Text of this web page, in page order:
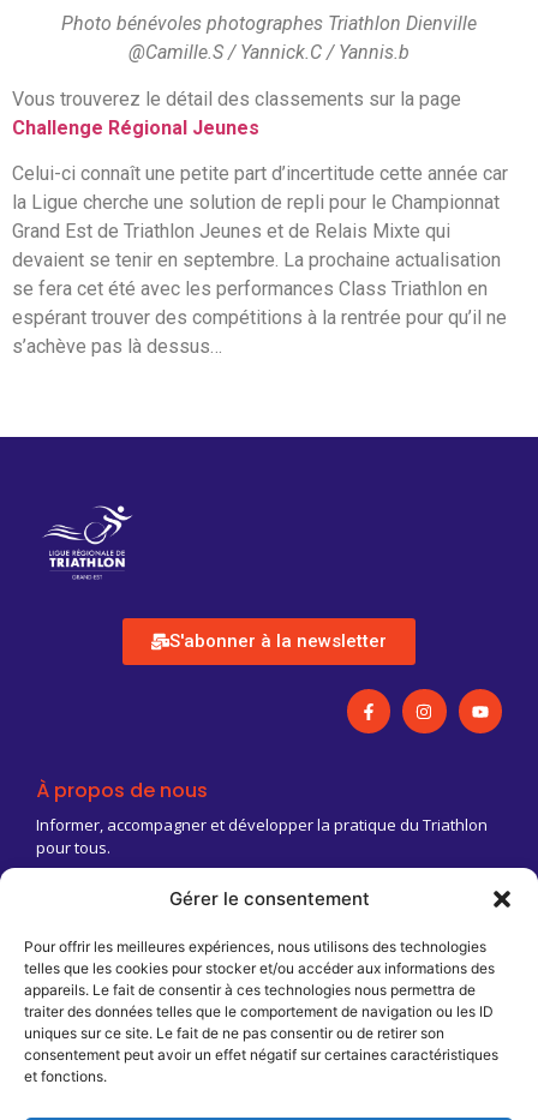
Gérer le consentement
Pour offrir les meilleures expériences, nous utilisons des technologies
telles que les cookies pour stocker et/ou accéder aux informations des
appareils. Le fait de consentir à ces technologies nous permettra de
traiter des données telles que le comportement de navigation ou les ID
uniques sur ce site. Le fait de ne pas consentir ou de retirer son
consentement peut avoir un effet négatif sur certaines caractéristiques
et fonctions.
Photo bénévoles photographes Triathlon Dienville
@Camille.S / Yannick.C / Yannis.b
Vous trouverez le détail des classements sur la page
Challenge Régional Jeunes
Celui-ci connaît une petite part d’incertitude cette année car
la Ligue cherche une solution de repli pour le Championnat
Grand Est de Triathlon Jeunes et de Relais Mixte qui
devaient se tenir en septembre. La prochaine actualisation
se fera cet été avec les performances Class Triathlon en
espérant trouver des compétitions à la rentrée pour qu’il ne
s’achève pas là dessus…
S'abonner à la newsletter
À propos de nous
Informer, accompagner et développer la pratique du Triathlon
pour tous.
03 83 18 88 03
Contact@triathlongrandest.fr
Maison Régionale des Sports
13 rue Jean Moulin
CS 70001
54510 Tomblaine